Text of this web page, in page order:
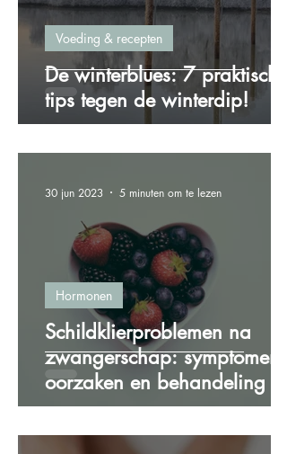
De winterblues: 7 praktische
tips tegen de winterdip!
Voeding & recepten
Schildklierproblemen na
zwangerschap: symptomen,
oorzaken en behandeling
Hormonen
30 jun 2023 5 minuten om te lezen